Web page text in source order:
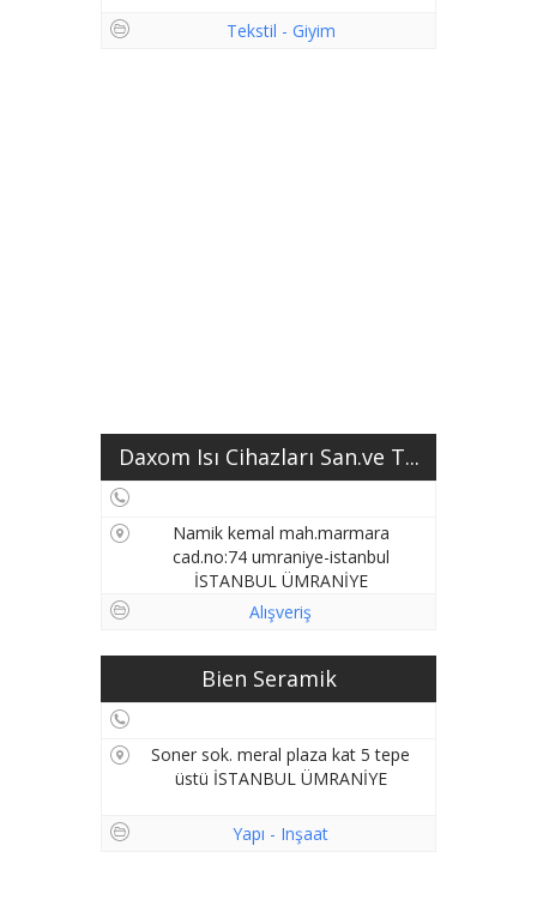
Tekstil - Giyim
Daxom Isı Cihazları San.ve T...
Namik kemal mah.marmara
cad.no:74 umraniye-istanbul
İSTANBUL ÜMRANİYE
Alışveriş
Bien Seramik
Soner sok. meral plaza kat 5 tepe
üstü İSTANBUL ÜMRANİYE
Yapı - Inşaat